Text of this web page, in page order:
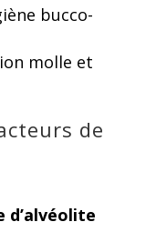
bucco-
molle et
de
d’alvéolite